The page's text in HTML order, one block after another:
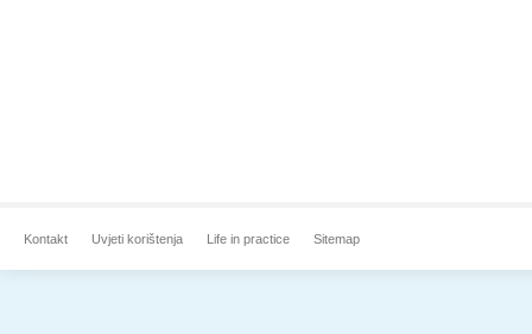
Kontakt Uvjeti korištenja Life in practice Sitemap